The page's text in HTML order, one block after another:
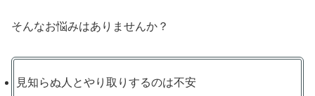
そんなお悩みはありませんか？
見知らぬ人とやり取りするのは不安